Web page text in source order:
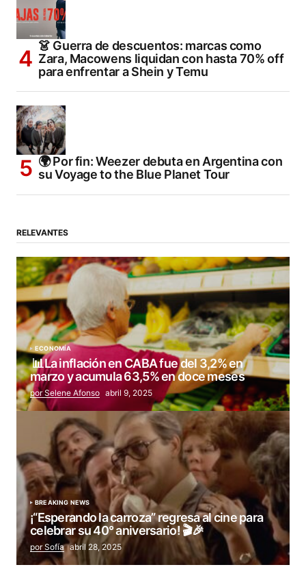
👗 Guerra de descuentos: marcas como
Zara, Macowens liquidan con hasta 70% off
para enfrentar a Shein y Temu
🌍 Por fin: Weezer debuta en Argentina con
su Voyage to the Blue Planet Tour
RELEVANTES
ECONOMÍA
📊La inflación en CABA fue del 3,2% en
marzo y acumula 63,5% en doce meses
por Selene Afonso abril 9, 2025
BREAKING NEWS
¡“Esperando la carroza” regresa al cine para
celebrar su 40° aniversario! 🎬🎉
por Sofía abril 28, 2025